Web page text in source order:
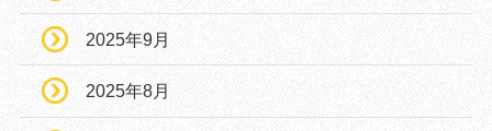
2025年9月
2025年8月